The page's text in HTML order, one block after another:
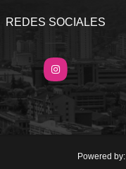
REDES SOCIALES
Instagram
Powered by: